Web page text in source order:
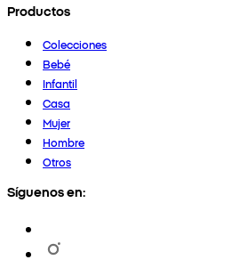
Productos
Colecciones
Bebé
Infantil
Casa
Mujer
Hombre
Otros
Síguenos en: